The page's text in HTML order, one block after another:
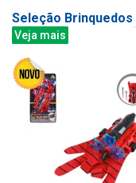
Seleção Brinquedos
Veja mais